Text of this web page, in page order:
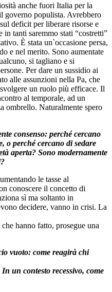
anche fuori Italia per la
governo populista. Avrebbero
deficit per liberare risorse e
in tanti saremmo stati “costretti”
È stata un`occasione persa,
e nel merito. Sono aumentate
si tagliano e si
Per dare un sussidio ai
alle assunzioni nella Pa, che
un ruolo più efficace. Il
al temporale, ad un
ombrello. Naturalmente spero
consenso: perché cercano
o perché cercano di sedare
aperta? Sono modernamente
le tasse al
conoscere il concetto di
sì ma soltanto in
decidere, vanno in crisi. La
hanno fatto, prosegue una
vuoto: come reagirà chi
un contesto recessivo, come